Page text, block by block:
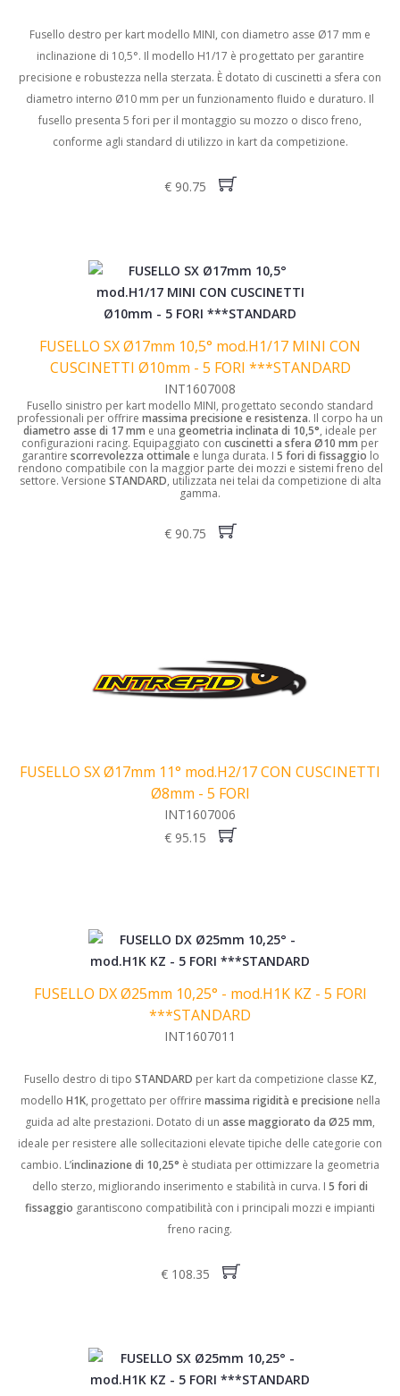
Fusello destro per kart modello MINI, con diametro asse Ø17 mm e
inclinazione di 10,5°. Il modello H1/17 è progettato per garantire
precisione e robustezza nella sterzata. È dotato di cuscinetti a sfera con
diametro interno Ø10 mm per un funzionamento fluido e duraturo. Il
fusello presenta 5 fori per il montaggio su mozzo o disco freno,
conforme agli standard di utilizzo in kart da competizione.
€ 90.75
FUSELLO SX Ø17mm 10,5° mod.H1/17 MINI CON
CUSCINETTI Ø10mm - 5 FORI ***STANDARD
INT1607008
Fusello sinistro per kart modello MINI, progettato secondo standard
professionali per offrire massima precisione e resistenza. Il corpo ha un
diametro asse di 17 mm e una geometria inclinata di 10,5°, ideale per
configurazioni racing. Equipaggiato con cuscinetti a sfera Ø10 mm per
garantire scorrevolezza ottimalee lunga durata. I 5 fori di fissaggio lo
rendono compatibile con la maggior parte dei mozzi e sistemi freno del
settore. Versione STANDARD, utilizzata nei telai da competizione di alta
gamma.
€ 90.75
FUSELLO SX Ø17mm 11° mod.H2/17 CON CUSCINETTI
Ø8mm - 5 FORI
INT1607006
€ 95.15
FUSELLO DX Ø25mm 10,25° - mod.H1K KZ - 5 FORI
***STANDARD
INT1607011
Fusello destro di tipo STANDARD per kart da competizione classe KZ,
modello H1K, progettato per offrire massima rigidità e precisionenella
guida ad alte prestazioni. Dotato di un asse maggiorato da Ø25 mm,
ideale per resistere alle sollecitazioni elevate tipiche delle categorie con
cambio. L’inclinazione di 10,25° è studiata per ottimizzare la geometria
dello sterzo, migliorando inserimento e stabilità in curva. I 5 fori di
fissaggio garantiscono compatibilità con i principali mozzi e impianti
freno racing.
€ 108.35